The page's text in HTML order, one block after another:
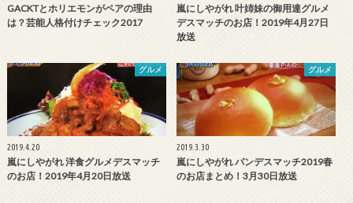
GACKTとホリエモンがペアの理由
は？芸能人格付けチェック2017
嵐にしやがれ 叶姉妹の御用達グルメ
デスマッチのお店！2019年4月27日
放送
グルメ
2019.4.20
嵐にしやがれ 洋食グルメデスマッチ
のお店！2019年4月20日放送
グルメ
2019.3.30
嵐にしやがれ パンデスマッチ2019春
のお店まとめ！3月30日放送